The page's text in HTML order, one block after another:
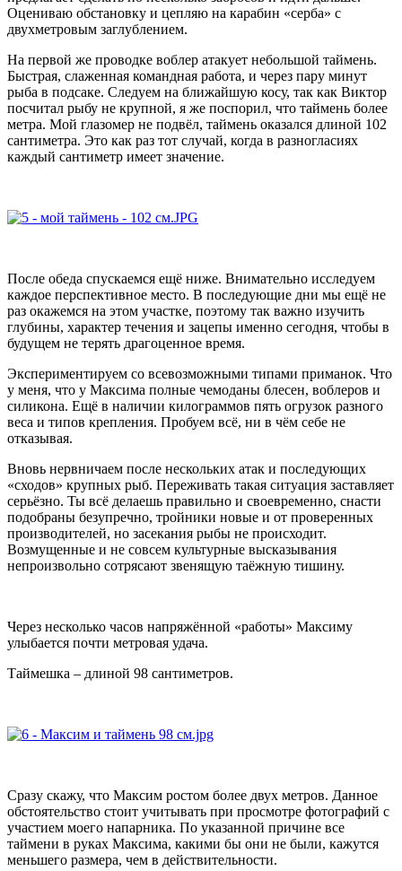
Оцениваю обстановку и цепляю на карабин «серба» с
двухметровым заглублением.
На первой же проводке воблер атакует небольшой таймень.
Быстрая, слаженная командная работа, и через пару минут
рыба в подсаке. Следуем на ближайшую косу, так как Виктор
посчитал рыбу не крупной, я же поспорил, что таймень более
метра. Мой глазомер не подвёл, таймень оказался длиной 102
сантиметра. Это как раз тот случай, когда в разногласиях
каждый сантиметр имеет значение.
После обеда спускаемся ещё ниже. Внимательно исследуем
каждое перспективное место. В последующие дни мы ещё не
раз окажемся на этом участке, поэтому так важно изучить
глубины, характер течения и зацепы именно сегодня, чтобы в
будущем не терять драгоценное время.
Экспериментируем со всевозможными типами приманок. Что
у меня, что у Максима полные чемоданы блесен, воблеров и
силикона. Ещё в наличии килограммов пять огрузок разного
веса и типов крепления. Пробуем всё, ни в чём себе не
отказывая.
Вновь нервничаем после нескольких атак и последующих
«сходов» крупных рыб. Переживать такая ситуация заставляет
серьёзно. Ты всё делаешь правильно и своевременно, снасти
подобраны безупречно, тройники новые и от проверенных
производителей, но засекания рыбы не происходит.
Возмущенные и не совсем культурные высказывания
непроизвольно сотрясают звенящую таёжную тишину.
Через несколько часов напряжённой «работы» Максиму
улыбается почти метровая удача.
Таймешка – длиной 98 сантиметров.
Сразу скажу, что Максим ростом более двух метров. Данное
обстоятельство стоит учитывать при просмотре фотографий с
участием моего напарника. По указанной причине все
таймени в руках Максима, какими бы они не были, кажутся
меньшего размера, чем в действительности.